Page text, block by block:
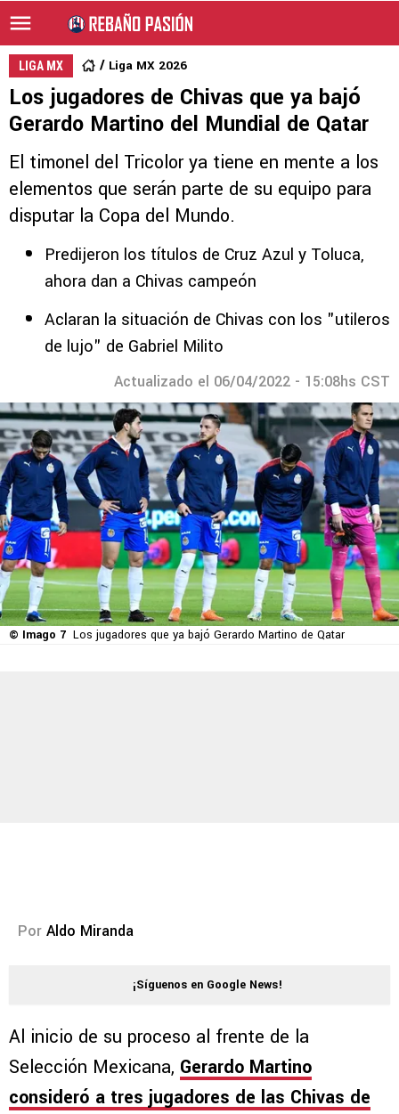
LIGA MX Liga MX 2026
Los jugadores de Chivas que ya bajó
Gerardo Martino del Mundial de Qatar
El timonel del Tricolor ya tiene en mente a los
elementos que serán parte de su equipo para
disputar la Copa del Mundo.
Predijeron los títulos de Cruz Azul y Toluca,
ahora dan a Chivas campeón
Aclaran la situación de Chivas con los "utileros
de lujo" de Gabriel Milito
Actualizado el 06/04/2022 - 15:08hs CST
© Imago 7 Los jugadores que ya bajó Gerardo Martino de Qatar
Por Aldo Miranda
¡Síguenos en Google News!
Al inicio de su proceso al frente de la
Selección Mexicana, Gerardo Martino
consideró a tres jugadores de las Chivas de